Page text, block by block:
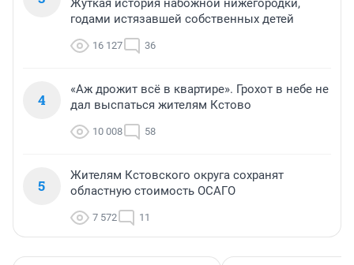
Жуткая история набожной нижегородки,
годами истязавшей собственных детей
16 127 36
4
«Аж дрожит всё в квартире». Грохот в небе не
дал выспаться жителям Кстово
10 008 58
5
Жителям Кстовского округа сохранят
областную стоимость ОСАГО
7 572 11